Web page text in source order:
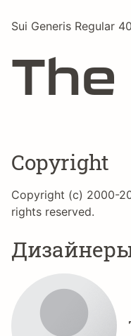
Sui Generis Regular
Copyright
Copyright (c) 2000-
rights reserved.